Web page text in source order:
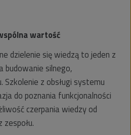
wartość
dzielenie się wiedzą to jeden z
budowanie silnego,
z obsługi systemu
do poznania funkcjonalności
czerpania wiedzy od